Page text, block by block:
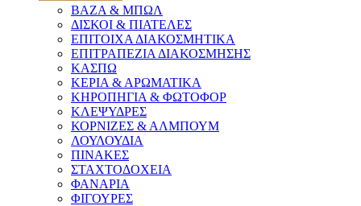
ΒΑΖΑ & ΜΠΩΛ
ΔΙΣΚΟΙ & ΠΙΑΤΕΛΕΣ
ΕΠΙΤΟΙΧΑ ΔΙΑΚΟΣΜΗΤΙΚΑ
ΕΠΙΤΡΑΠΕΖΙΑ ΔΙΑΚΟΣΜΗΣΗΣ
ΚΑΣΠΩ
ΚΕΡΙΑ & ΑΡΩΜΑΤΙΚΑ
ΚΗΡΟΠΗΓΙΑ & ΦΩΤΟΦΟΡ
ΚΛΕΨΥΔΡΕΣ
ΚΟΡΝΙΖΕΣ & ΑΛΜΠΟΥΜ
ΛΟΥΛΟΥΔΙΑ
ΠΙΝΑΚΕΣ
ΣΤΑΧΤΟΔΟΧΕΙΑ
ΦΑΝΑΡΙΑ
ΦΙΓΟΥΡΕΣ